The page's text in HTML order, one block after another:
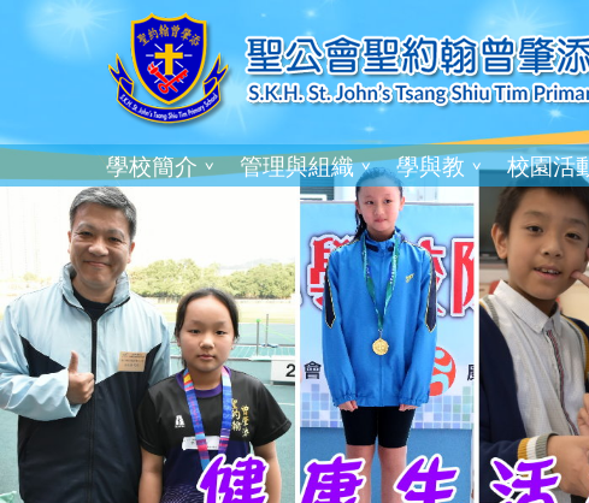
學校簡介 管理與組織 學與教 校園活